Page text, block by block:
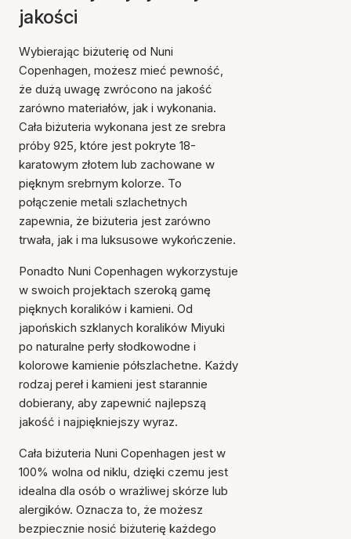
jakości
Wybierając biżuterię od Nuni
Copenhagen, możesz mieć pewność,
że dużą uwagę zwrócono na jakość
zarówno materiałów, jak i wykonania.
Cała biżuteria wykonana jest ze srebra
próby 925, które jest pokryte 18-
karatowym złotem lub zachowane w
pięknym srebrnym kolorze. To
połączenie metali szlachetnych
zapewnia, że biżuteria jest zarówno
trwała, jak i ma luksusowe wykończenie.
Ponadto Nuni Copenhagen wykorzystuje
w swoich projektach szeroką gamę
pięknych koralików i kamieni. Od
japońskich szklanych koralików Miyuki
po naturalne perły słodkowodne i
kolorowe kamienie półszlachetne. Każdy
rodzaj pereł i kamieni jest starannie
dobierany, aby zapewnić najlepszą
jakość i najpiękniejszy wyraz.
Cała biżuteria Nuni Copenhagen jest w
100% wolna od niklu, dzięki czemu jest
idealna dla osób o wrażliwej skórze lub
alergików. Oznacza to, że możesz
bezpiecznie nosić biżuterię każdego